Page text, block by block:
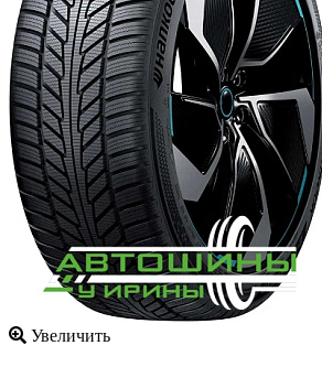
Увеличить